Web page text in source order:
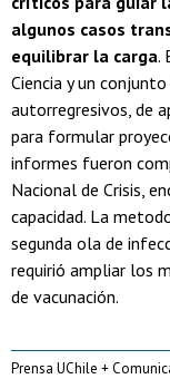
algunos casos
equilibrar la carga.
Ciencia y un
autorregresivos, de
para formular
informes fueron
Nacional de Crisis,
capacidad. La
segunda ola de
requirió ampliar los
de vacunación.
Prensa UChile +